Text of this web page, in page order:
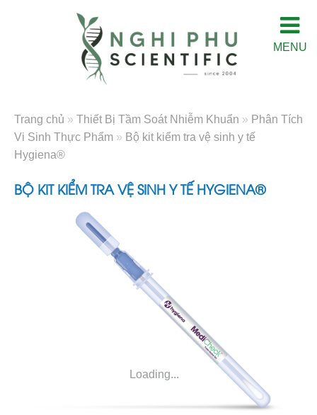
MENU
Trang chủ » Thiết Bị Tầm Soát Nhiễm Khuẩn » Phân Tích
Vi Sinh Thực Phẩm » Bộ kit kiểm tra vệ sinh y tế
Hygiena®
BỘ KIT KIỂM TRA VỆ SINH Y TẾ HYGIENA®
Loading...